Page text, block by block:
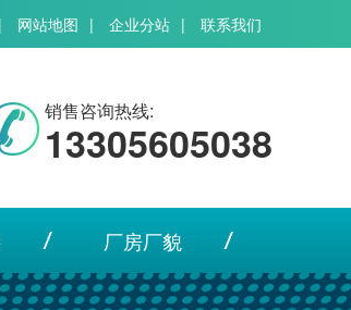
| 网站地图 | 企业分站 | 联系我们
销售咨询热线:
13305605038
厂房厂貌